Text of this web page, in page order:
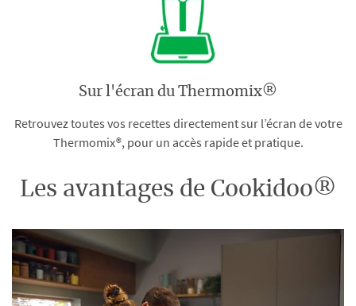
Sur l'écran du Thermomix®
Retrouvez toutes vos recettes directement sur l’écran de votre
Thermomix®, pour un accès rapide et pratique.
Les avantages de Cookidoo®